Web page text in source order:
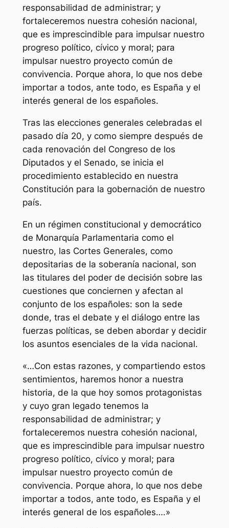
responsabilidad de administrar; y
fortaleceremos nuestra cohesión nacional,
que es imprescindible para impulsar nuestro
progreso político, cívico y moral; para
impulsar nuestro proyecto común de
convivencia. Porque ahora, lo que nos debe
importar a todos, ante todo, es España y el
interés general de los españoles.
Tras las elecciones generales celebradas el
pasado día 20, y como siempre después de
cada renovación del Congreso de los
Diputados y el Senado, se inicia el
procedimiento establecido en nuestra
Constitución para la gobernación de nuestro
país.
En un régimen constitucional y democrático
de Monarquía Parlamentaria como el
nuestro, las Cortes Generales, como
depositarias de la soberanía nacional, son
las titulares del poder de decisión sobre las
cuestiones que conciernen y afectan al
conjunto de los españoles: son la sede
donde, tras el debate y el diálogo entre las
fuerzas políticas, se deben abordar y decidir
los asuntos esenciales de la vida nacional.
«…Con estas razones, y compartiendo estos
sentimientos, haremos honor a nuestra
historia, de la que hoy somos protagonistas
y cuyo gran legado tenemos la
responsabilidad de administrar; y
fortaleceremos nuestra cohesión nacional,
que es imprescindible para impulsar nuestro
progreso político, cívico y moral; para
impulsar nuestro proyecto común de
convivencia. Porque ahora, lo que nos debe
importar a todos, ante todo, es España y el
interés general de los españoles….»